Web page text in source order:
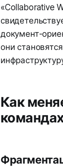
«Collaborative
документ-
они
Как